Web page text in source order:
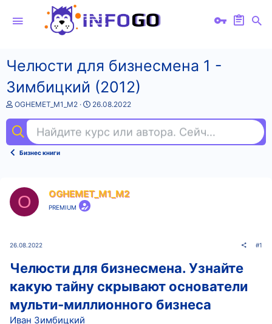
Челюсти для бизнесмена 1 -
Зимбицкий (2012)
А
т
о
т
OGHEMET_M1_M2
Д
а
н
а
26.08.2022
Найдите курс или автора. Сейчас ищут
Бизнес книги
O OGHEMET_M1_M2
PREMIUM
26.08.2022 #1
Челюсти для бизнесмена. Узнайте
какую тайну скрывают основатели
мульти-миллионного бизнеса
Иван Зимбицкий